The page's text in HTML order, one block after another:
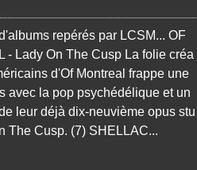
repérés par LCSM... OF
- Lady On The Cusp La folie créa
d'Of Montreal frappe une
avec la pop psychédélique et un
leur déjà dix-neuvième opus stu
The Cusp. (7) SHELLAC...